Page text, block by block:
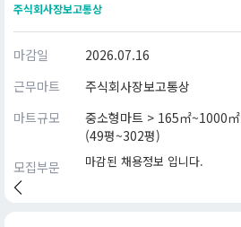
주식회사장보고통상
마감일
2026.07.16
근무마트
주식회사장보고통상
마트규모
중소형마트 > 165㎡~1000㎡
(49평~302평)
모집부문
마감된 채용정보 입니다.